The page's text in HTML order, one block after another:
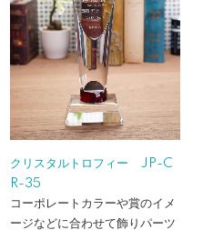
クリスタルトロフィー JP-C
R-35
コーポレートカラーや賞のイメ
ージなどに合わせて飾りパーツ